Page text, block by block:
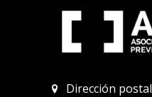
Dirección postal